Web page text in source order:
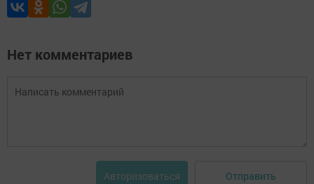
Нет комментариев
Авторизоваться Отправить